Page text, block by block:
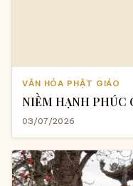
VĂN HÓA PHẬT GIÁO
NIỀM HẠNH PHÚC
03/07/2026